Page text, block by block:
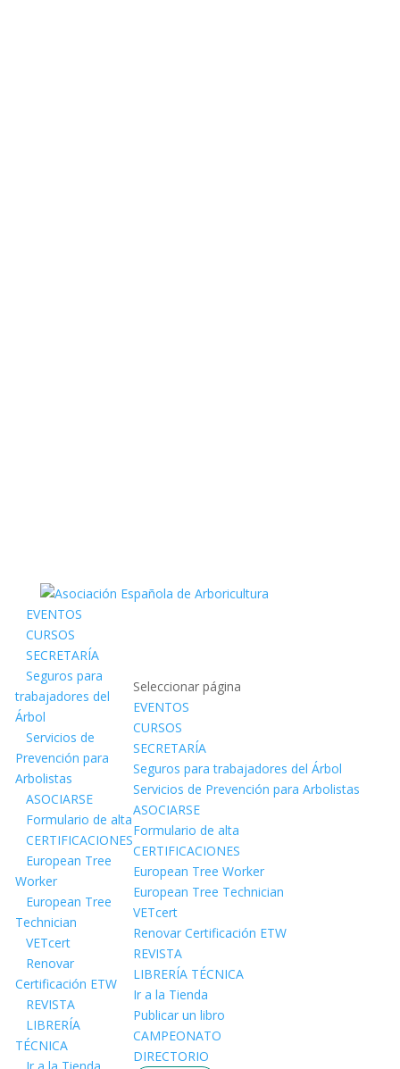
EVENTOS
CURSOS
SECRETARÍA
Seguros para
trabajadores del
Árbol
Servicios de
Prevención para
Arbolistas
ASOCIARSE
Formulario de alta
CERTIFICACIONES
European Tree
Worker
European Tree
Technician
VETcert
Renovar
Certificación ETW
REVISTA
LIBRERÍA
TÉCNICA
Seleccionar página
EVENTOS
CURSOS
SECRETARÍA
Seguros para trabajadores del Árbol
Servicios de Prevención para Arbolistas
ASOCIARSE
Formulario de alta
CERTIFICACIONES
European Tree Worker
European Tree Technician
VETcert
Renovar Certificación ETW
REVISTA
LIBRERÍA TÉCNICA
Ir a la Tienda
Publicar un libro
CAMPEONATO
DIRECTORIO